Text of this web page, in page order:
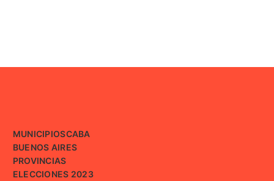
MUNICIPIOSCABA
BUENOS AIRES
PROVINCIAS
ELECCIONES 2023